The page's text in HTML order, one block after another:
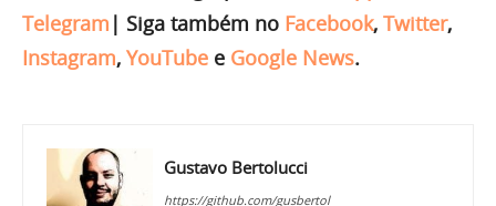
Telegram | Siga também no Facebook, Twitter,
Instagram, YouTube e Google News.
Gustavo Bertolucci
https://github.com/gusbertol